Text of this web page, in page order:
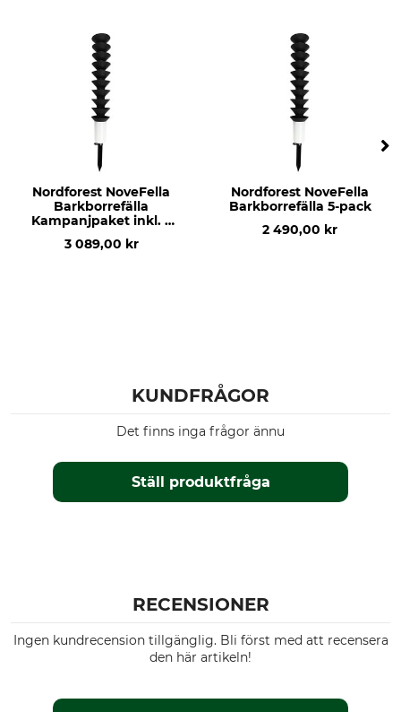
Nordforest NoveFella
Barkborrefälla
Kampanjpaket inkl. 5
st fällor och 10
feromoner
3 089,00 kr
Nordforest NoveFella
Barkborrefälla 5-pack
2 490,00 kr
KUNDFRÅGOR
Ställ produktfråga
Det finns inga frågor ännu
RECENSIONER
Ingen kundrecension tillgänglig. Bli först med att recensera
den här artikeln!